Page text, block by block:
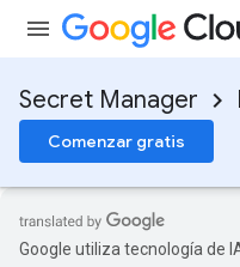
Secret Manager
Comenzar gratis
Google utiliza tecnología de